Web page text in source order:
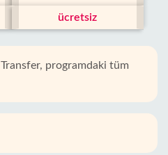
ücretsiz
Transfer, programdaki tüm